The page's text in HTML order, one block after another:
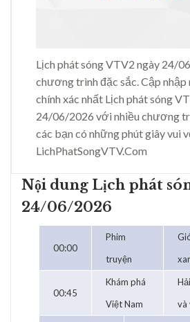
Lịch phát sóng VTV2 ngày 24/
chương trình đặc sắc. Cập nhập
chính xác nhất Lịch phát sóng
24/06/2026 với nhiều chương
các bạn có những phút giây vui
LichPhatSongVTV.Com
Nội dung Lịch phát
24/06/2026
00:00
Phim
truyện
00:45
Khám phá
Việt Nam
và